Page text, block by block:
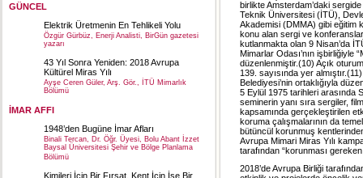
GÜNCEL
Elektrik Üretmenin En Tehlikeli Yolu
Özgür Gürbüz, Enerji Analisti, BirGün gazetesi
yazarı
43 Yıl Sonra Yeniden: 2018 Avrupa
Kültürel Miras Yılı
Ayşe Ceren Güler, Arş. Gör., İTÜ Mimarlık
Bölümü
İMAR AFFI
1948’den Bugüne İmar Afları
Binali Tercan, Dr. Öğr. Üyesi, Bolu Abant İzzet
Baysal Üniversitesi Şehir ve Bölge Planlama
Bölümü
Kimileri İçin Bir Fırsat, Kent İçin İse Bir
birlikte Amsterdam’daki
Teknik Üniversitesi (İTÜ),
Akademisi (DMMA) gibi eğitim
konu alan sergi ve
kutlanmakta olan 9 Nisan’da
Mimarlar Odası’nın işbirliğiyle
düzenlenmiştir.(10) Açık
139. sayısında yer
Belediyesi’nin ortaklığıyla
5 Eylül 1975 tarihleri arasında
seminerin yanı sıra sergiler,
kapsamında gerçekleştirilen
koruma çalışmalarının da
bütüncül korunmuş
Avrupa Mimari Miras Yılı
tarafından “korunması
2018’de Avrupa Birliği